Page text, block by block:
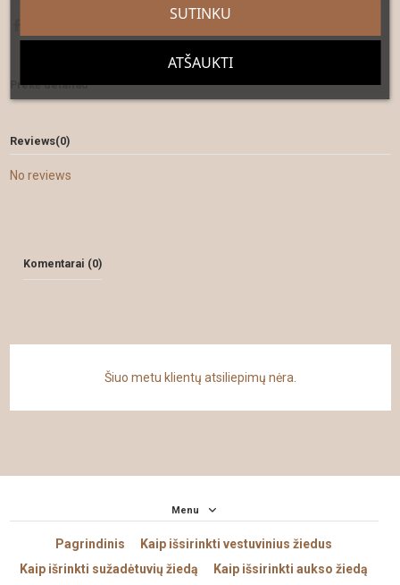
Prekė detaliau
Reviews(0)
No reviews
Komentarai (0)
Šiuo metu klientų atsiliepimų nėra.
Menu
Pagrindinis
Kaip išsirinkti vestuvinius žiedus
Kaip išrinkti sužadėtuvių žiedą
Kaip išsirinkti aukso žiedą
ATŠAUKTI
SUTINKU